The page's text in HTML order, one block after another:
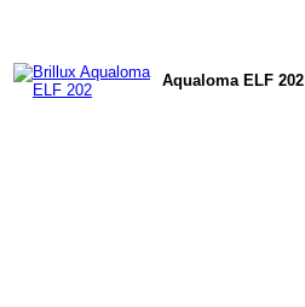
Aqualoma ELF 202